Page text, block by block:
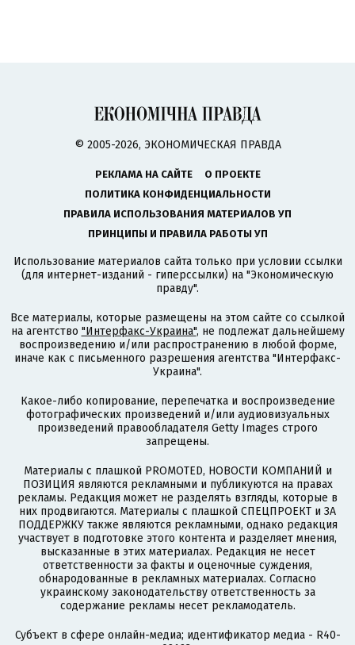
© 2005-2026, ЭКОНОМИЧЕСКАЯ ПРАВДА
РЕКЛАМА НА САЙТЕ
О ПРОЕКТЕ
ПОЛИТИКА КОНФИДЕНЦИАЛЬНОСТИ
ПРАВИЛА ИСПОЛЬЗОВАНИЯ МАТЕРИАЛОВ УП
ПРИНЦИПЫ И ПРАВИЛА РАБОТЫ УП
Использование материалов сайта только при условии ссылки
(для интернет-изданий - гиперссылки) на "Экономическую
правду".
Все материалы, которые размещены на этом сайте со ссылкой
на агентство "Интерфакс-Украина", не подлежат дальнейшему
воспроизведению и/или распространению в любой форме,
иначе как с письменного разрешения агентства "Интерфакс-
Украина".
Какое-либо копирование, перепечатка и воспроизведение
фотографических произведений и/или аудиовизуальных
произведений правообладателя Getty Images строго
запрещены.
Материалы с плашкой PROMOTED, НОВОСТИ КОМПАНИЙ и
ПОЗИЦИЯ являются рекламными и публикуются на правах
рекламы. Редакция может не разделять взгляды, которые в
них продвигаются. Материалы с плашкой СПЕЦПРОЕКТ и ЗА
ПОДДЕРЖКУ также являются рекламными, однако редакция
участвует в подготовке этого контента и разделяет мнения,
высказанные в этих материалах. Редакция не несет
ответственности за факты и оценочные суждения,
обнародованные в рекламных материалах. Согласно
украинскому законодательству ответственность за
содержание рекламы несет рекламодатель.
Субъект в сфере онлайн-медиа; идентификатор медиа - R40-